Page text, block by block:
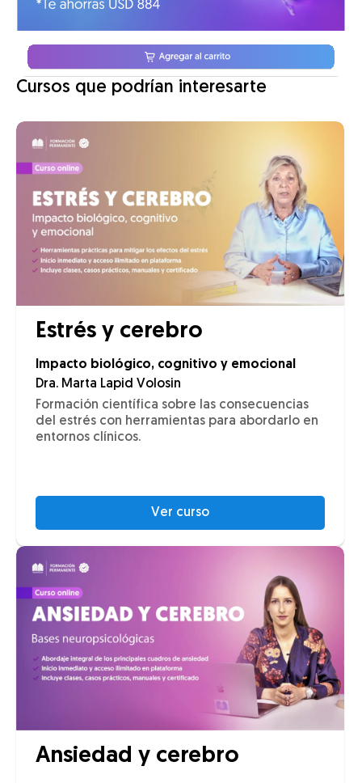
Cursos que podrían interesarte
Estrés y cerebro
Impacto biológico, cognitivo y emocional
Dra. Marta Lapid Volosin
Formación científica sobre las consecuencias
del estrés con herramientas para abordarlo en
entornos clínicos.
Ver curso
Ansiedad y cerebro